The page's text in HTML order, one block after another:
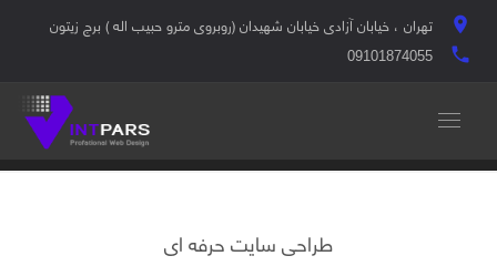
location_on تهران ، خیابان آزادی خیابان شهیدان (روبروی مترو حبیب اله ) برج زیتون
local_phone
09101874055
طراحی سایت حرفه ای